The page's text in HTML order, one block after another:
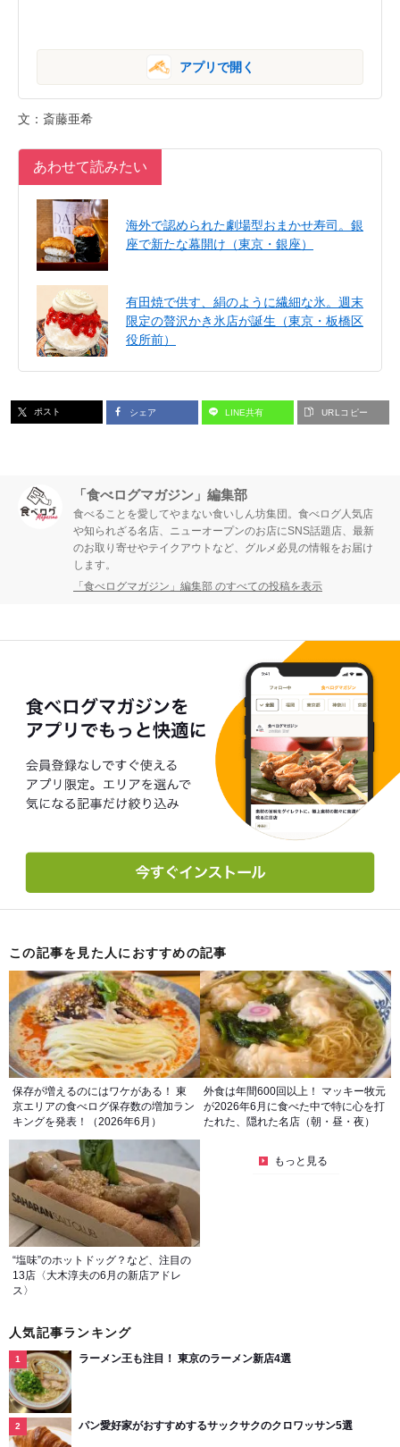
アプリで開く
文：斎藤亜希
あわせて読みたい
海外で認められた劇場型おまかせ寿司。銀
座で新たな幕開け（東京・銀座）
有田焼で供す、絹のように繊細な氷。週末
限定の贅沢かき氷店が誕生（東京・板橋区
役所前）
ポスト シェア LINE共有 URLコピー
「食べログマガジン」編集部
食べることを愛してやまない食いしん坊集団。食べログ人気店
や知られざる名店、ニューオープンのお店にSNS話題店、最新
のお取り寄せやテイクアウトなど、グルメ必見の情報をお届け
します。
「食べログマガジン」編集部 のすべての投稿を表示
この記事を見た人におすすめの記事
保存が増えるのにはワケがある！ 東
京エリアの食べログ保存数の増加ラン
キングを発表！（2026年6月）
外食は年間600回以上！ マッキー牧元
が2026年6月に食べた中で特に心を打
たれた、隠れた名店（朝・昼・夜）
“塩味”のホットドッグ？など、注目の
13店〈大木淳夫の6月の新店アドレ
ス〉
もっと見る
人気記事ランキング
ラーメン王も注目！ 東京のラーメン新店4選
パン愛好家がおすすめするサックサクのクロワッサン5選